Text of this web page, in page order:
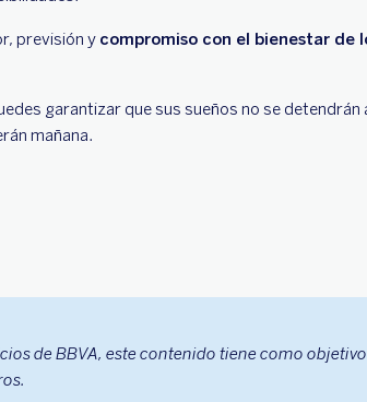
previsión y compromiso con el bienestar de
garantizar que sus sueños no se
mañana.
de BBVA, este contenido tiene como